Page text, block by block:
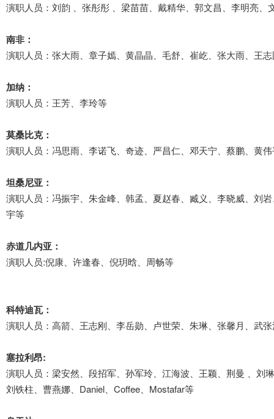
演职人员：刘韵 、张彤彤 、梁苗苗、戴精华、郭文昌、李明亮、
南非：
演职人员：张大雨、章子嫣、黄晶晶、毛舒、崔屹、张大雨、王
加纳：
演职人员：王芳、李玲等
莫桑比克：
演职人员：冯思雨、李诺飞、奇迹、严昌仁、邓天宁、蔡鹏、黄
坦桑尼亚：
演职人员：冯振宇、朱金峰、韩孟、夏赵春、臧义、李晓威、刘
宇等
赤道几内亚：
演职人员:倪康、许逢春、倪玥晗、周畅等
科特迪瓦：
演职人员：高箭、王志刚、李岳勋、卢世荣、朱琳、张馨月、武
塞拉利昂:
演职人员：梁安然、段招军、孙军玲、江海波、王颖、荆曼 、刘
刘铁柱、曹燕娜、Daniel、Coffee、Mostafar等